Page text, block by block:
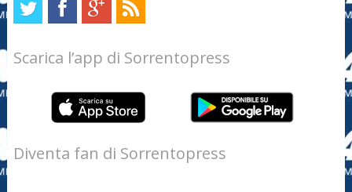
Scarica l’app di Sorrentopress
Diventa fan di Sorrentopress